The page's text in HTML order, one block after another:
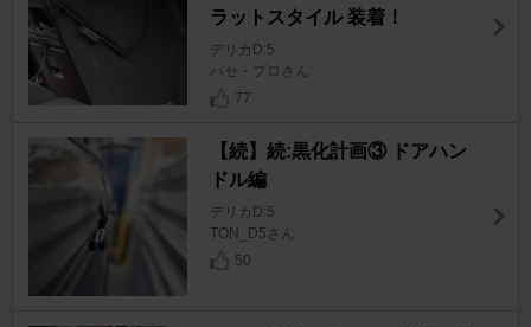
ラットスタイル 装着！
デリカD:5
ハセ・プロさん
77
【続】続:黒化計画③ ドアハン
ドル編
デリカD:5
TON_D5さん
50